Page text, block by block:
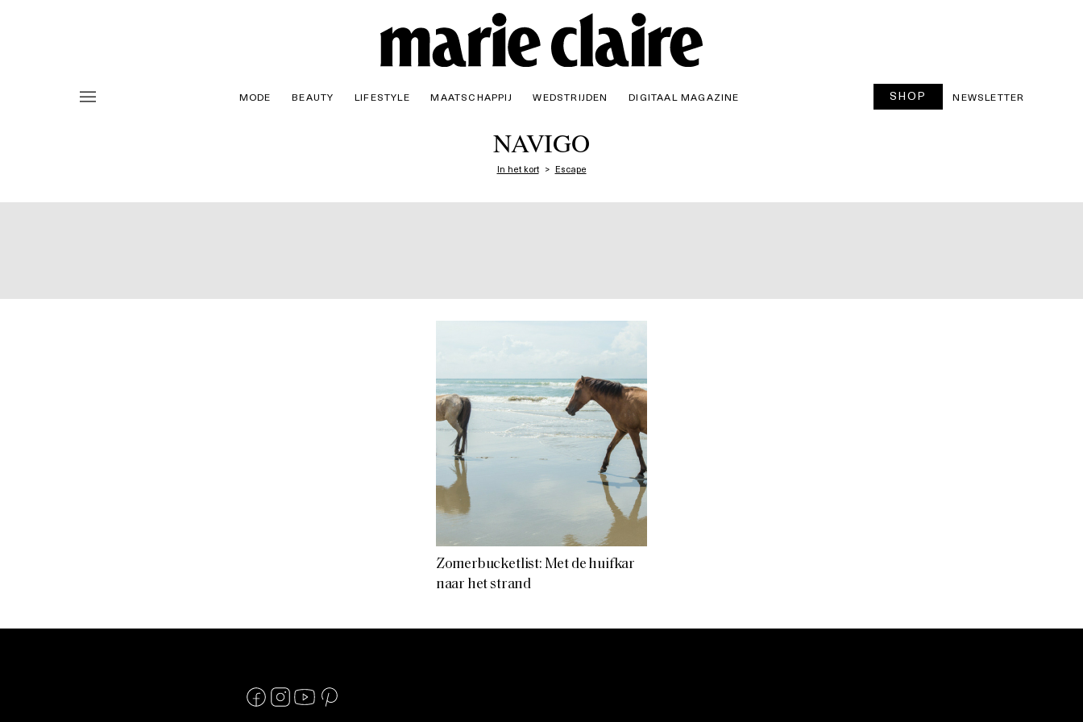
MODE BEAUTY LIFESTYLE MAATSCHAPPIJ WEDSTRIJDEN DIGITAAL MAGAZINE SHOP NEWSLETTER
NAVIGO
In het kort Escape
Zomerbucketlist: Met de huifkar
naar het strand